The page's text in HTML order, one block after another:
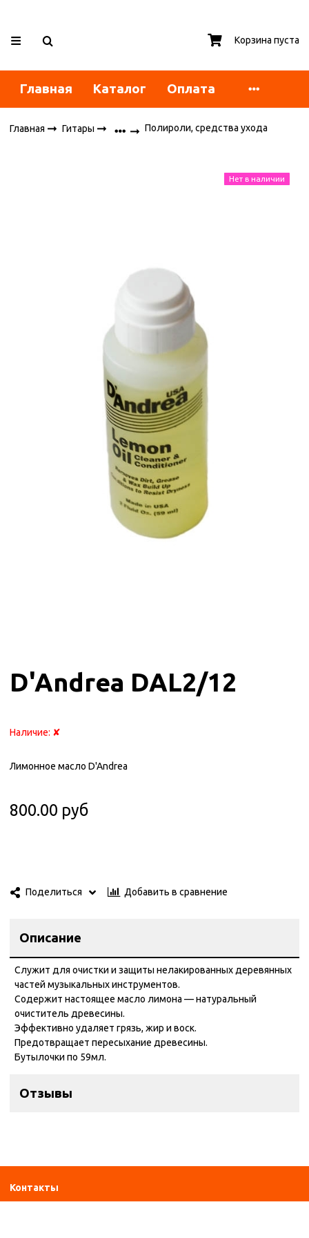
Корзина пуста
Главная Каталог Оплата
Главная Гитары Полироли, средства ухода
Нет в наличии
D'Andrea DAL2/12
Наличие: ✘
Лимонное масло D'Andrea
800.00 руб
Поделиться Добавить в сравнение
Описание
Служит для очистки и защиты нелакированных деревянных
частей музыкальных инструментов.
Содержит настоящее масло лимона — натуральный
очиститель древесины.
Эффективно удаляет грязь, жир и воск.
Предотвращает пересыхание древесины.
Бутылочки по 59мл.
Отзывы
Контакты